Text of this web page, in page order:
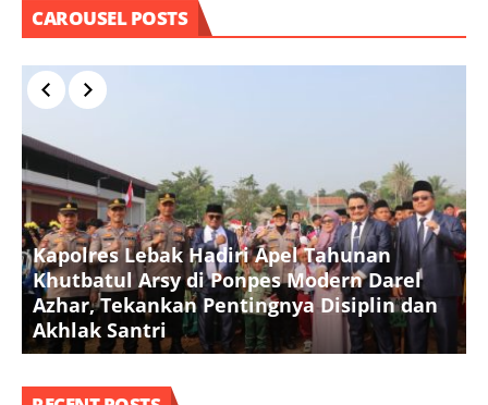
CAROUSEL POSTS
Kapolres Lebak Hadiri Apel Tahunan
Khutbatul Arsy di Ponpes Modern Darel
Azhar, Tekankan Pentingnya Disiplin dan
Akhlak Santri